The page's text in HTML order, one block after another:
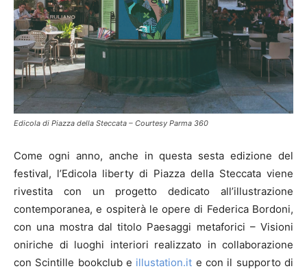
Edicola di Piazza della Steccata – Courtesy Parma 360
Come ogni anno, anche in questa sesta edizione del
festival, l’Edicola liberty di Piazza della Steccata viene
rivestita con un progetto dedicato all’illustrazione
contemporanea, e ospiterà le opere di Federica Bordoni,
con una mostra dal titolo Paesaggi metaforici – Visioni
oniriche di luoghi interiori realizzato in collaborazione
con Scintille bookclub e illustation.it e con il supporto di